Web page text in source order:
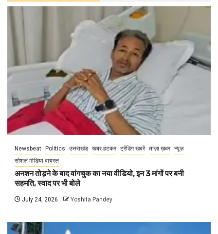
Newsbeat Politics उत्तराखंड खबर हटकर ट्रेंडिंग खबरें ताज़ा ख़बर न्यूज़
सोशल मीडिया वायरल
अनशन तोड़ने के बाद वांगचुक का नया वीडियो, इन 3 मांगों पर बनी
सहमति, स्वाद पर भी बोले
July 24, 2026 Yoshita Pandey